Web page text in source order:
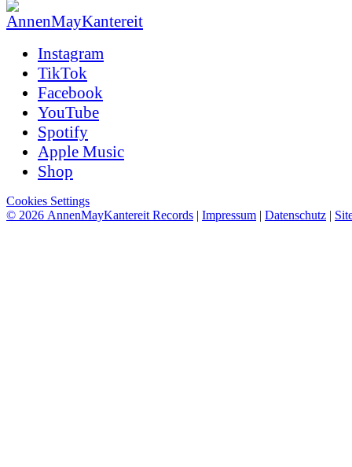
Instagram
TikTok
Facebook
YouTube
Spotify
Apple Music
Shop
Cookies Settings
© 2026 AnnenMayKantereit Records | Impressum | Datenschutz |